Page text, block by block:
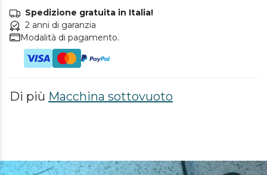
Spedizione gratuita in Italia!
2 anni di garanzia
Modalità di pagamento.
Di più Macchina sottovuoto